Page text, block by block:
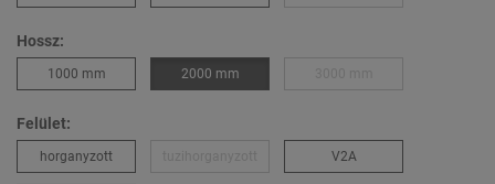
Hossz:
1000 mm 2000 mm
Felület:
horganyzott V2A